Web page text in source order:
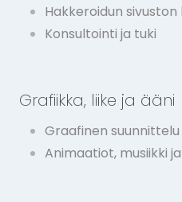
Hakkeroidun sivuston
Konsultointi ja tuki
Grafiikka, liike ja ääni
Graafinen
Animaatiot, musiikki